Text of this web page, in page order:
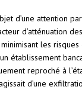
d’une attention
d’atténuation
les
établissement
reproché à
d’une